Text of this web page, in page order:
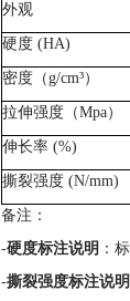
外观
硬度 (HA)
密度（g/cm³）
拉伸强度（Mpa）
伸长率 (%)
撕裂强度 (N/mm)
备注：
-硬度标注说明 ：
-撕裂强度标注说明